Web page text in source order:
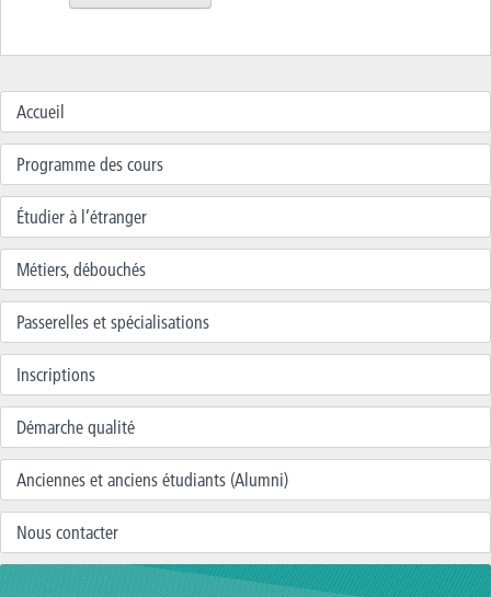
Accueil
Programme des cours
Étudier à l’étranger
Métiers, débouchés
Passerelles et spécialisations
Inscriptions
Démarche qualité
Anciennes et anciens étudiants (Alumni)
Nous contacter